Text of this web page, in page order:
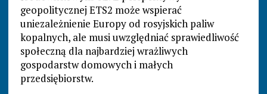
geopolitycznej ETS2 może wspierać
uniezależnienie Europy od rosyjskich paliw
kopalnych, ale musi uwzględniać sprawiedliwość
społeczną dla najbardziej wrażliwych
gospodarstw domowych i małych
przedsiębiorstw.